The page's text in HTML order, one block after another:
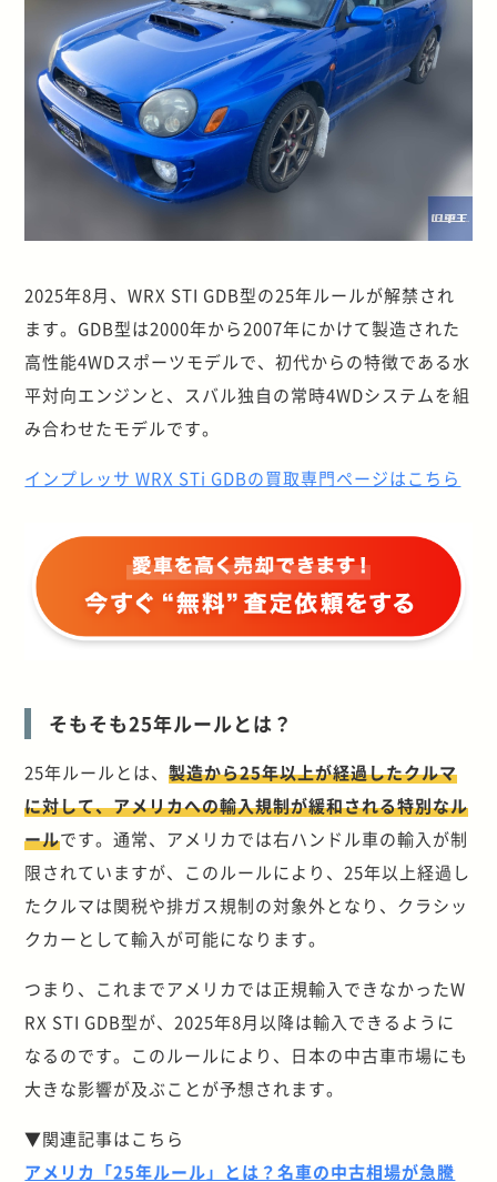
2025年8月、WRX STI GDB型の25年ルールが解禁され
ます。GDB型は2000年から2007年にかけて製造された
高性能4WDスポーツモデルで、初代からの特徴である水
平対向エンジンと、スバル独自の常時4WDシステムを組
み合わせたモデルです。
インプレッサ WRX STi GDBの買取専門ページはこちら
そもそも25年ルールとは？
25年ルールとは、製造から25年以上が経過したクルマ
に対して、アメリカへの輸入規制が緩和される特別なル
ールです。通常、アメリカでは右ハンドル車の輸入が制
限されていますが、このルールにより、25年以上経過し
たクルマは関税や排ガス規制の対象外となり、クラシッ
クカーとして輸入が可能になります。
つまり、これまでアメリカでは正規輸入できなかったW
RX STI GDB型が、2025年8月以降は輸入できるように
なるのです。このルールにより、日本の中古車市場にも
大きな影響が及ぶことが予想されます。
▼関連記事はこちら
アメリカ「25年ルール」とは？名車の中古相場が急騰